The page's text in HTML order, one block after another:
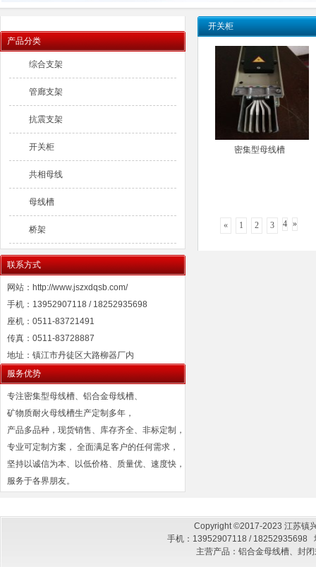
开关柜
密集型母线槽
« 1 2 3 4 »
产品分类
综合支架
管廊支架
抗震支架
开关柜
共相母线
母线槽
桥架
联系方式
网站：http://www.jszxdqsb.com/
手机：13952907118 / 18252935698
座机：0511-83721491
传真：0511-83728887
地址：镇江市丹徒区大路柳器厂内
服务优势
专注密集型母线槽、铝合金母线槽、
矿物质耐火母线槽生产定制多年，
产品多品种，现货销售、库存齐全、非标定制，
专业可定制方案， 全面满足客户的任何需求，
坚持以诚信为本、以低价格、质量优、速度快，
服务于各界朋友。
Copyright ©2017-2023 江苏镇
手机：13952907118 / 18252935698
主营产品：铝合金母线槽、封